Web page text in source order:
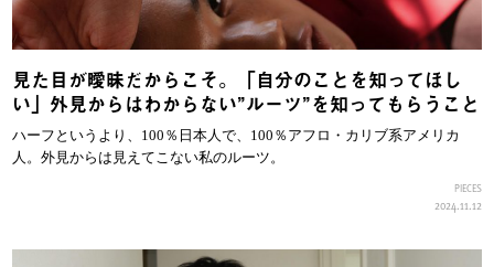
見た目が曖昧だからこそ。「自分のことを知ってほし
い」外見からはわからない”ルーツ”を知ってもらうこと
ハーフというより、100％日本人で、100％アフロ・カリブ系アメリカ
人。外見からは見えてこない私のルーツ。
PIECES
2024.11.12